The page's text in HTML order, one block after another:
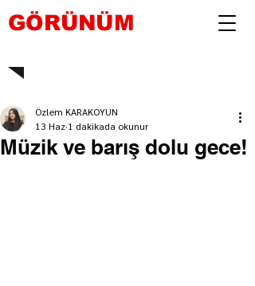
GÖRÜNÜM
Müzik ve barış dolu gece!
Özlem KARAKOYUN
13 Haz 1 dakikada okunur